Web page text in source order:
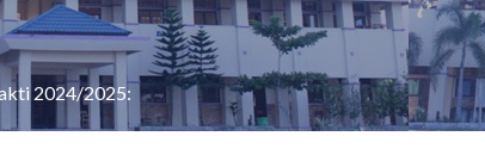
2024/2025: